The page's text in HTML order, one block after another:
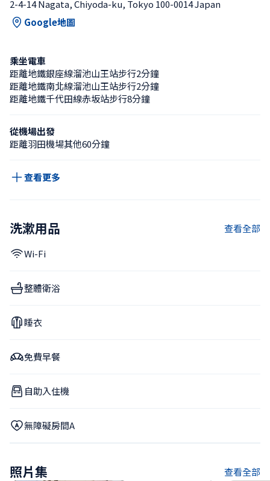
2-4-14 Nagata, Chiyoda-ku, Tokyo 100-0014 Japan
Google地圖
乘坐電車
距離地鐵銀座線溜池山王站步行2分鐘
距離地鐵南北線溜池山王站步行2分鐘
距離地鐵千代田線赤坂站步行8分鐘
從機場出發
距離羽田機場其他60分鐘
查看更多
洗漱用品 查看全部
Wi-Fi
整體衛浴
睡衣
免費早餐
自助入住機
無障礙房間A
照片集 查看全部